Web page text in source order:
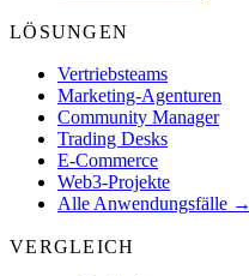
LÖSUNGEN
Vertriebsteams
Marketing-Agenturen
Community Manager
Trading Desks
E-Commerce
Web3-Projekte
Alle Anwendungsfälle →
VERGLEICH